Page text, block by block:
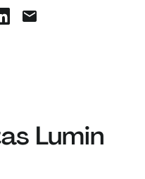
Lumin